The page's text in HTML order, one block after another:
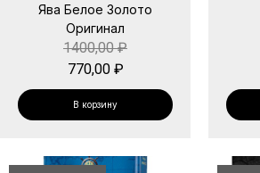
Ява Белое Золото
Оригинал
1400,00₽
770,00 ₽
В корзину